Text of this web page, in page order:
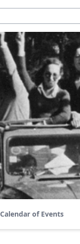
Calendar of Events